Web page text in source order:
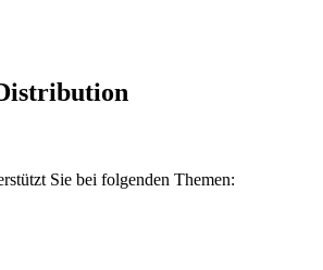
Sie bei folgenden Themen: